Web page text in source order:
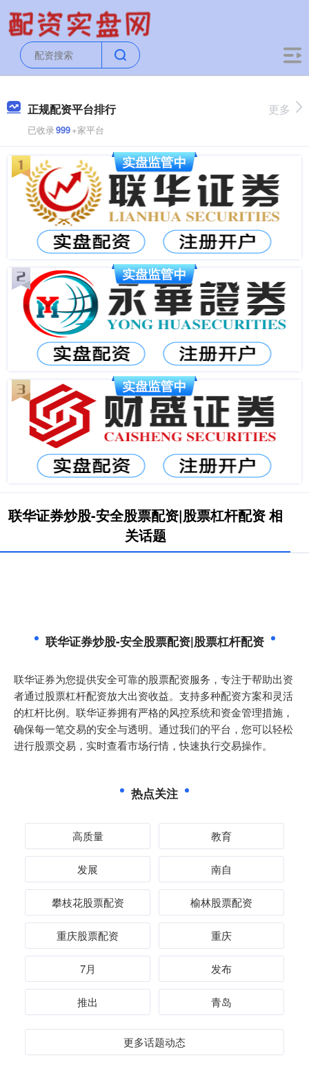
正规配资平台排行
已收录999+家平台
更多
联华证券炒股-安全股票配资|股票杠杆配资 相
关话题
联华证券炒股-安全股票配资|股票杠杆配资
联华证券为您提供安全可靠的股票配资服务，专注于帮助出资
者通过股票杠杆配资放大出资收益。支持多种配资方案和灵活
的杠杆比例。联华证券拥有严格的风控系统和资金管理措施，
确保每一笔交易的安全与透明。通过我们的平台，您可以轻松
进行股票交易，实时查看市场行情，快速执行交易操作。
热点关注
高质量 教育
发展 南自
攀枝花股票配资 榆林股票配资
重庆股票配资 重庆
7月 发布
推出 青岛
更多话题动态